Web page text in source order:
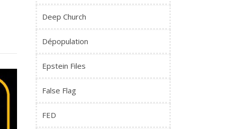
Deep Church
Dépopulation
Epstein Files
False Flag
FED